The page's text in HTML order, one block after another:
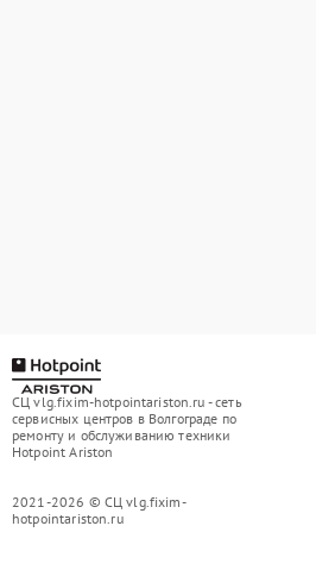
СЦ vlg.fixim-hotpointariston.ru - сеть
сервисных центров в Волгограде по
ремонту и обслуживанию техники
Hotpoint Ariston
2021-2026 © СЦ vlg.fixim-
hotpointariston.ru